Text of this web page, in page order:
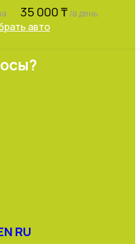
35 000₸ /в день
авто
Современный и
Спортивный и
RU